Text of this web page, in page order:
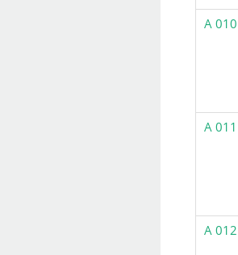
A 010
A 011
A 012